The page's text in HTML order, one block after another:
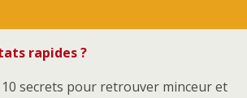
rapides ?
10 secrets pour retrouver minceur et